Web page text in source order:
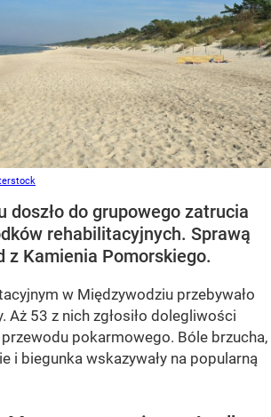
doszło do grupowego zatrucia
rehabilitacyjnych. Sprawą
z Kamienia Pomorskiego.
w Międzywodziu przebywało
Aż 53 z nich zgłosiło dolegliwości
pokarmowego. Bóle brzucha,
i biegunka wskazywały na popularną